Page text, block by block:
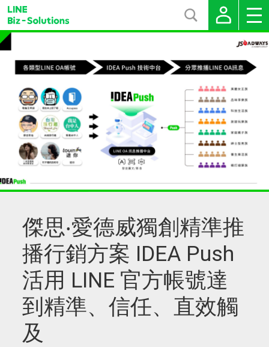
傑思‧愛德威獨創精準推
播行銷方案 IDEA Push
活用 LINE 官方帳號達
到精準、信任、直效觸
及